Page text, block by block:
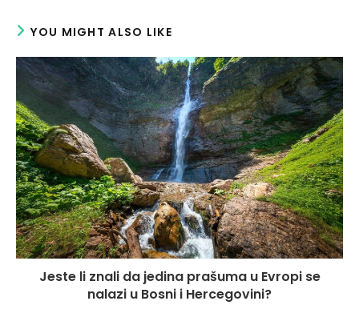
YOU MIGHT ALSO LIKE
Jeste li znali da jedina prašuma u Evropi se
nalazi u Bosni i Hercegovini?